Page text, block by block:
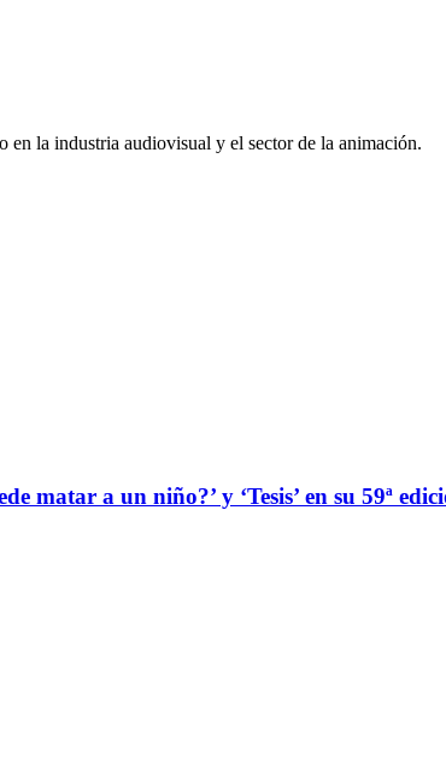
en la industria audiovisual y el sector de la animación.
matar a un niño?’ y ‘Tesis’ en su 59ª